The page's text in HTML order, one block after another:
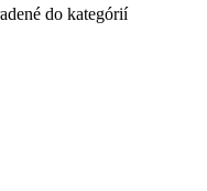
do kategórií